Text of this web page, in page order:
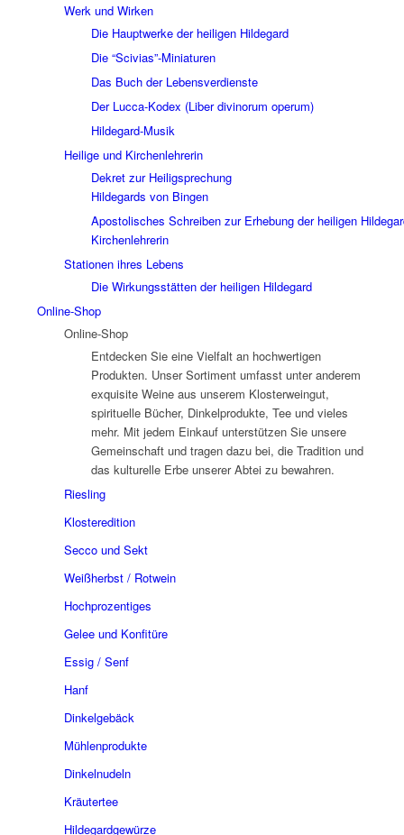
Werk und Wirken
Die Hauptwerke der heiligen Hildegard
Die “Scivias”-Miniaturen
Das Buch der Lebensverdienste
Der Lucca-Kodex (Liber divinorum operum)
Hildegard-Musik
Heilige und Kirchenlehrerin
Dekret zur Heiligsprechung
Hildegards von Bingen
Apostolisches Schreiben zur Erhebung der heiligen
Kirchenlehrerin
Stationen ihres Lebens
Die Wirkungsstätten der heiligen Hildegard
Online-Shop
Online-Shop
Entdecken Sie eine Vielfalt an hochwertigen
Produkten. Unser Sortiment umfasst unter anderem
exquisite Weine aus unserem Klosterweingut,
spirituelle Bücher, Dinkelprodukte, Tee und vieles
mehr. Mit jedem Einkauf unterstützen Sie unsere
Gemeinschaft und tragen dazu bei, die Tradition und
das kulturelle Erbe unserer Abtei zu bewahren.
Riesling
Klosteredition
Secco und Sekt
Weißherbst / Rotwein
Hochprozentiges
Gelee und Konfitüre
Essig / Senf
Hanf
Dinkelgebäck
Mühlenprodukte
Dinkelnudeln
Kräutertee
Hildegardgewürze